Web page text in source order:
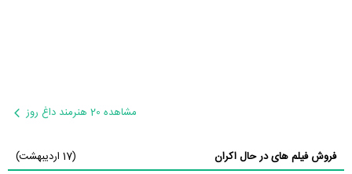
مشاهده 20 هنرمند داغ روز
فروش فیلم های در حال اکران (17 اردیبهشت)